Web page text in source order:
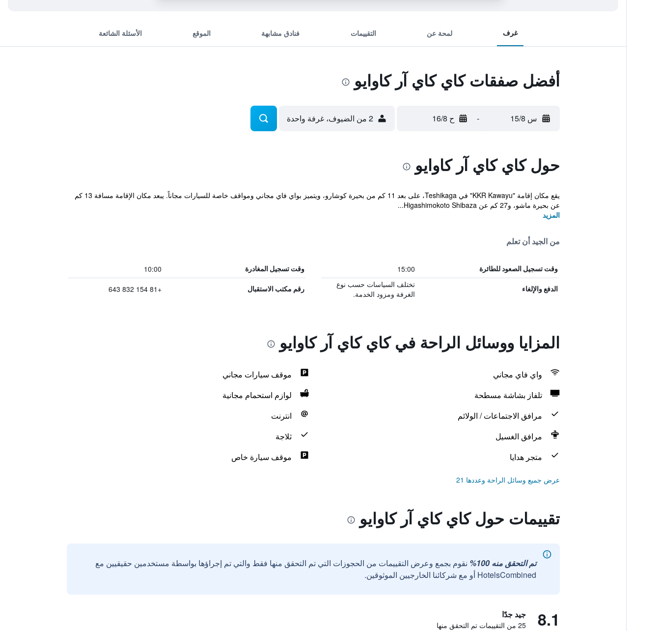
غرف لمحة عن التقييمات فنادق مشابهة الموقع الأسئلة الشائعة
أفضل صفقات كاي كاي آر كاوايو
س 15/8 - ح 16/8 2 من الضيوف، غرفة واحدة
حول كاي كاي آر كاوايو
يقع مكان إقامة "KKR Kawayu" في Teshikaga، على بعد 11 كم من بحيرة كوشارو، ويتميز بواي فاي مجاني ومواقف خاصة للسيارات مجاناً. يبعد مكان الإقامة مسافة 13 كم
عن بحيرة ماشو، و27 كم عن Higashimokoto Shibaza...
المزيد
من الجيد أن تعلم
وقت تسجيل الصعود للطائرة 15:00 وقت تسجيل المغادرة 10:00
الدفع والإلغاء
تختلف السياسات حسب نوع
الغرفة ومزود الخدمة.
رقم مكتب الاستقبال +81 154 832 643
المزايا ووسائل الراحة في كاي كاي آر كاوايو
واي فاي مجاني
موقف سيارات مجاني
تلفاز بشاشة مسطحة
لوازم استحمام مجانية
مرافق الاجتماعات / الولائم
انترنت
مرافق الغسيل
ثلاجة
متجر هدايا
موقف سيارة خاص
عرض جميع وسائل الراحة وعددها 21
تقييمات حول كاي كاي آر كاوايو
تم التحقق منه 100%
نقوم بجمع وعرض التقييمات من الحجوزات التي تم التحقق منها فقط والتي تم إجراؤها بواسطة مستخدمين حقيقيين مع
HotelsCombined أو مع شركائنا الخارجيين الموثوقين.
8.1 جيد جدًا
25 من التقييمات تم التحقق منها